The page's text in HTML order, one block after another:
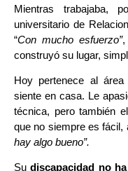
Mientras trabajaba,
universitario de
“Con mucho esfuerzo”,
construyó su lugar,
Hoy pertenece al área
siente en casa. Le
técnica, pero también
que no siempre es fácil,
hay algo bueno”.
Sudiscapacidad no